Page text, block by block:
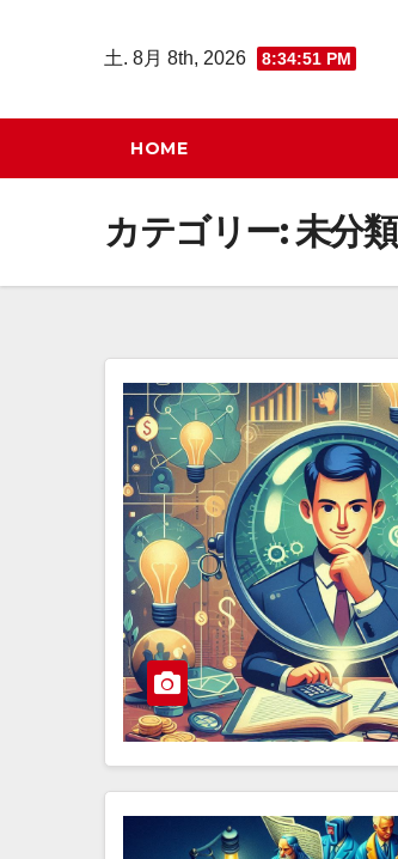
ン
土. 8月 8th, 2026 8:34:52 PM
HOME
カテゴリー:未分類